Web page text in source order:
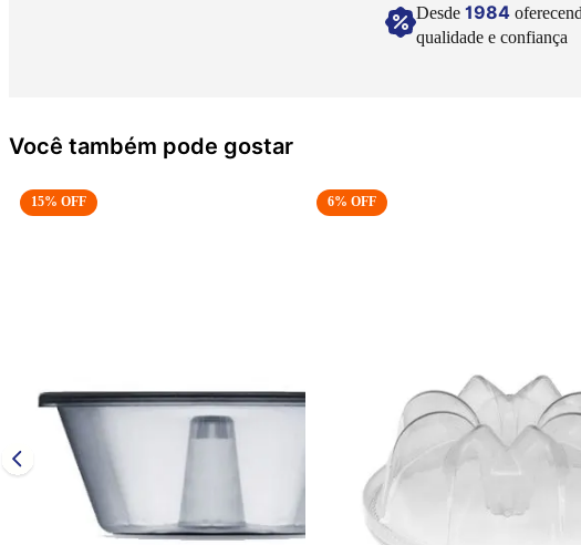
Desde 1984
qualidade e confiança
Você também pode gostar
15% OFF 6% OFF